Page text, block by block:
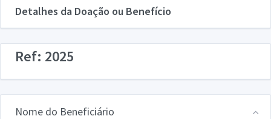
Detalhes da Doação ou Benefício
Ref: 2025
Nome do Beneficiário